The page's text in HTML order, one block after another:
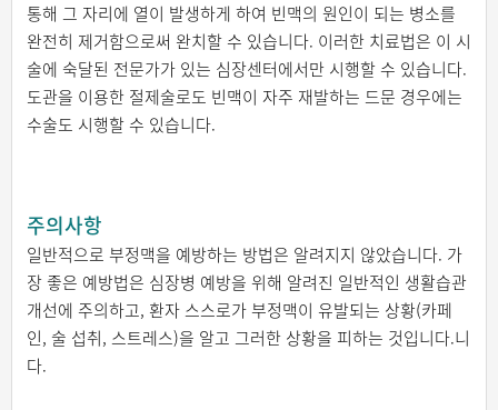
통해 그 자리에 열이 발생하게 하여 빈맥의 원인이 되는 병소를
완전히 제거함으로써 완치할 수 있습니다. 이러한 치료법은 이 시
술에 숙달된 전문가가 있는 심장센터에서만 시행할 수 있습니다.
도관을 이용한 절제술로도 빈맥이 자주 재발하는 드문 경우에는
수술도 시행할 수 있습니다.
주의사항
일반적으로 부정맥을 예방하는 방법은 알려지지 않았습니다. 가
장 좋은 예방법은 심장병 예방을 위해 알려진 일반적인 생활습관
개선에 주의하고, 환자 스스로가 부정맥이 유발되는 상황(카페
인, 술 섭취, 스트레스)을 알고 그러한 상황을 피하는 것입니다.니
다.